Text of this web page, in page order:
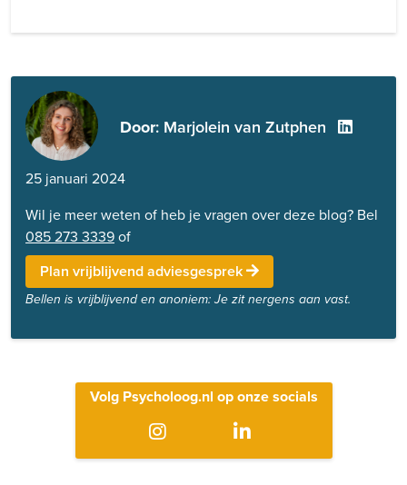
Door: Marjolein van Zutphen
25 januari 2024
Wil je meer weten of heb je vragen over deze blog? Bel
085 273 3339of
Plan vrijblijvend adviesgesprek
Bellen is vrijblijvend en anoniem: Je zit nergens aan vast.
Volg Psycholoog.nl op onze socials